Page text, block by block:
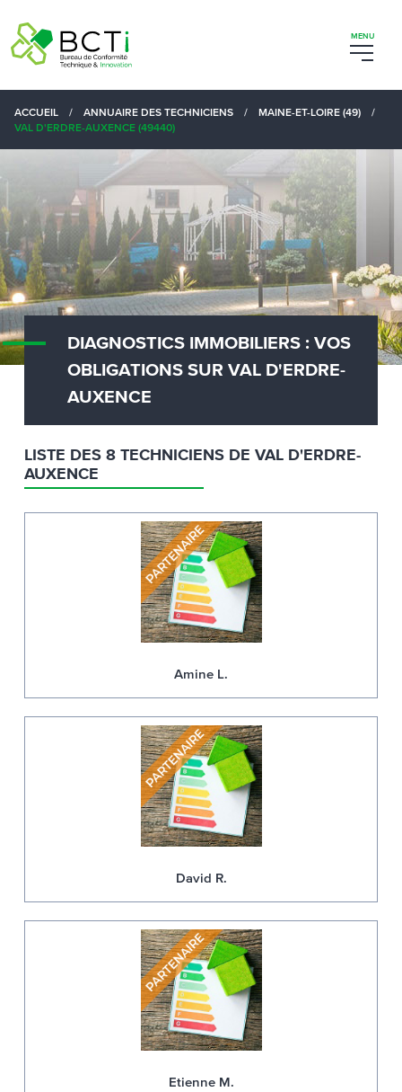
ACCUEIL / ANNUAIRE DES TECHNICIENS / MAINE-ET-LOIRE (49)
/
VAL D'ERDRE-AUXENCE (49440)
DIAGNOSTICS IMMOBILIERS : VOS
OBLIGATIONS SUR VAL D'ERDRE-
AUXENCE
LISTE DES 8 TECHNICIENS DE VAL D'ERDRE-
AUXENCE
Amine L.
David R.
Etienne M.